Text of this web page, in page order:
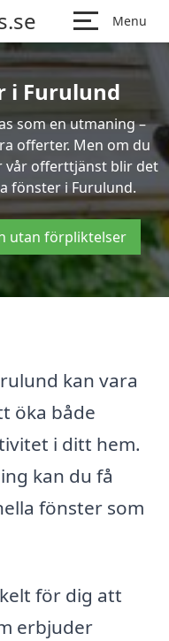
Menu
i Furulund
som en utmaning –
offerter. Men om du
vår offerttjänst blir det
fönster i Furulund.
utan förpliktelser
kan vara
öka både
i ditt hem.
kan du få
fönster som
för dig att
erbjuder